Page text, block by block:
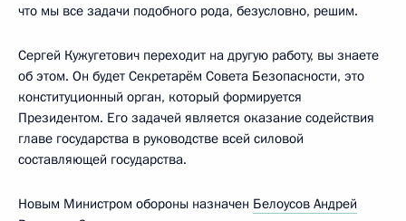
что мы все задачи подобного рода, безусловно, решим.
Сергей Кужугетович переходит на другую работу, вы знаете
об этом. Он будет Секретарём Совета Безопасности, это
конституционный орган, который формируется
Президентом. Его задачей является оказание содействия
главе государства в руководстве всей силовой
составляющей государства.
Новым Министром обороны назначен Белоусов Андрей